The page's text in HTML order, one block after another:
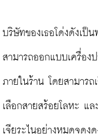
บริษัทของเธอโด่งดังเป็
สามารถออกแบบเครื่อง
ภายในร้าน โดยสามาร
เลือกสายสร้อยโลหะ แ
เจียระไนอย่างหมดจด